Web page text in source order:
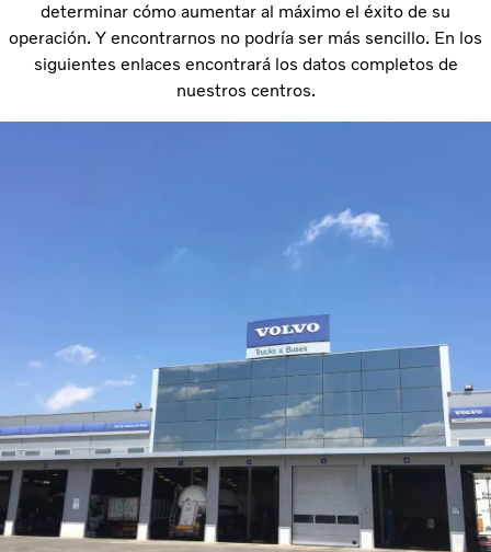
determinar cómo aumentar al máximo el éxito de su
operación. Y encontrarnos no podría ser más sencillo. En los
siguientes enlaces encontrará los datos completos de
nuestros centros.